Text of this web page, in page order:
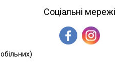
Соціальні мережі